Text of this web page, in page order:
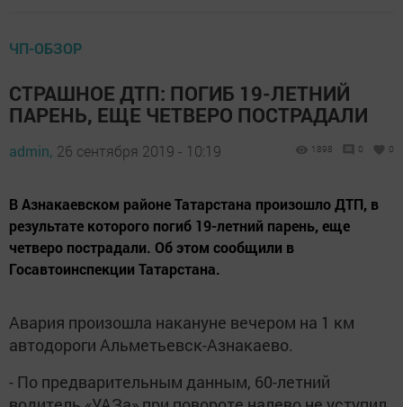
ЧП-ОБЗОР
СТРАШНОЕ ДТП: ПОГИБ 19-ЛЕТНИЙ
ПАРЕНЬ, ЕЩЕ ЧЕТВЕРО ПОСТРАДАЛИ
admin, 26 сентября 2019 - 10:19 1898 0 0
В Азнакаевском районе Татарстана произошло ДТП, в
результате которого погиб 19-летний парень, еще
четверо пострадали. Об этом сообщили в
Госавтоинспекции Татарстана.
Авария произошла накануне вечером на 1 км
автодороги Альметьевск-Азнакаево.
- По предварительным данным, 60-летний